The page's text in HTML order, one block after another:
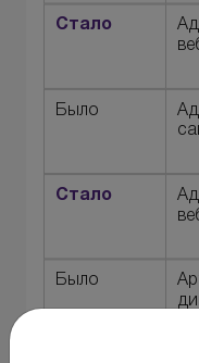
Стало
Было
Стало
Было